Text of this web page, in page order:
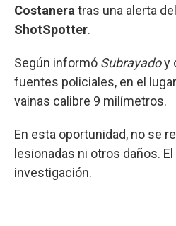
Costaneratras una alerta del
ShotSpotter.
Según informó Subrayadoy
fuentes policiales, en el
vainas calibre 9 milímetros.
En esta oportunidad, no se
lesionadas ni otros daños.
investigación.